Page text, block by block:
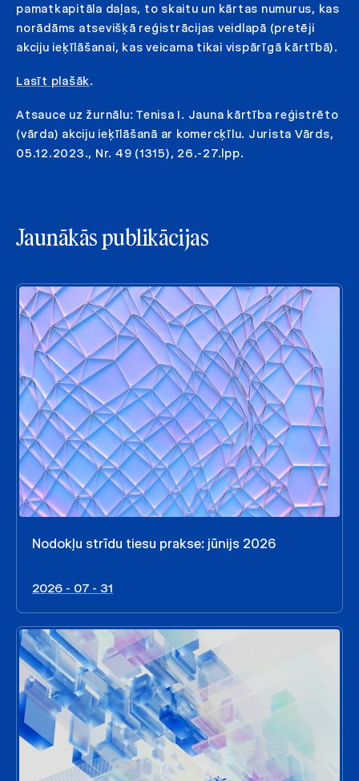
pamatkapitāla daļas, to skaitu un kārtas numurus, kas
norādāms atsevišķā reģistrācijas veidlapā (pretēji
akciju ieķīlāšanai, kas veicama tikai vispārīgā kārtībā).
Lasīt plašāk.
Atsauce uz žurnālu: Tenisa I. Jauna kārtība reģistrēto
(vārda) akciju ieķīlāšanā ar komercķīlu. Jurista Vārds,
05.12.2023., Nr. 49 (1315), 26.-27.lpp.
Jaunākās publikācijas
Nodokļu strīdu tiesu prakse: jūnijs 2026
2026 - 07 - 31